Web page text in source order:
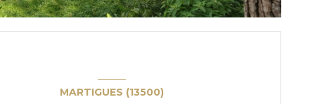
MARTIGUES (13500)